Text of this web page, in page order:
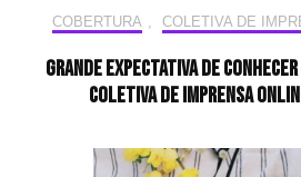
COBERTURA , COLETIVA DE
Grande expectativa de
Coletiva de Imprensa